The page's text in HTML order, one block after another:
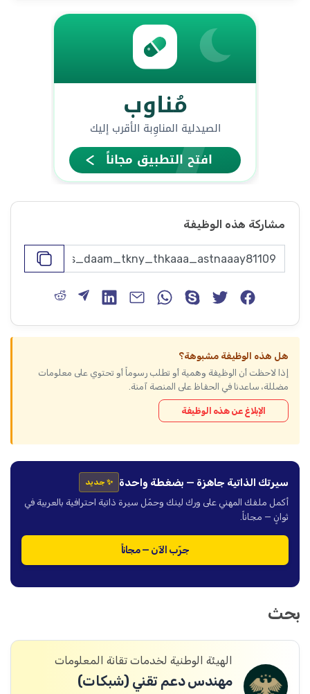
مشاركة هذه الوظيفة
هل هذه الوظيفة مشبوهة؟
إذا لاحظت أن الوظيفة وهمية أو تطلب رسوماً أو تحتوي على معلومات
مضللة، ساعدنا في الحفاظ على المنصة آمنة.
الإبلاغ عن هذه الوظيفة
سيرتك الذاتية جاهزة — بضغطة واحدة ✨ جديد
أكمل ملفك المهني على ورك لينك وحمّل سيرة ذاتية احترافية بالعربية في
ثوانٍ — مجاناً.
جرّب الآن — مجاناً
بحث
الهيئة الوطنية لخدمات تقانة المعلومات
مهندس دعم تقني (شبكات)